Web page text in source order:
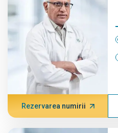
Rezervarea numirii